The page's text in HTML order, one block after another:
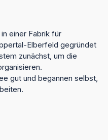
einer Fabrik für
Elberfeld gegründet
zunächst, um die
gut und begannen selbst,